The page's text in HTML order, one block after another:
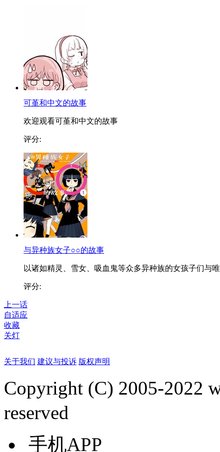
可堇和中文的故事
欢迎观看可堇和中文的故事
评分:
与异种族女子○○的故事
以诸如精灵、雪女、吸血鬼等众多异种族的女孩子们与
评分:
上一话
自适应
收藏
关灯
关于我们 建议与投诉 版权声明
Copyright (C) 2005-2022
reserved
手机APP